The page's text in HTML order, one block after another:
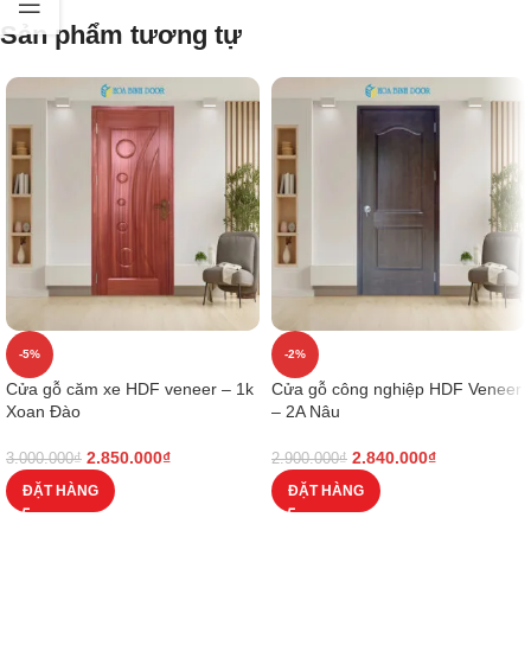
Sản phẩm tương tự
-5%
Cửa gỗ căm xe HDF veneer – 1k
Xoan Đào
3.000.000₫ 2.850.000₫
ĐẶT HÀNG
-2%
Cửa gỗ công nghiệp HDF Veneer
– 2A Nâu
2.900.000₫ 2.840.000₫
ĐẶT HÀNG